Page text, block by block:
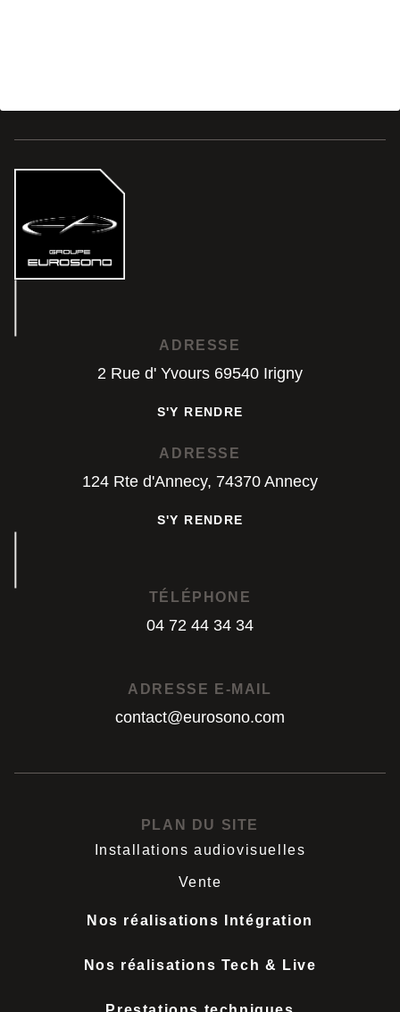
ADRESSE
2 Rue d' Yvours 69540 Irigny
S'Y RENDRE
ADRESSE
124 Rte d'Annecy, 74370 Annecy
S'Y RENDRE
TÉLÉPHONE
04 72 44 34 34
ADRESSE E-MAIL
contact@eurosono.com
PLAN DU SITE
Installations audiovisuelles
Vente
Nos réalisations Intégration
Nos réalisations Tech & Live